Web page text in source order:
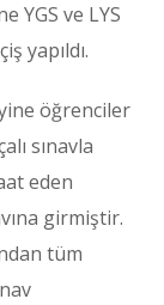
YGS ve LYS
yapıldı.
öğrenciler
sınavla
eden
girmiştir.
tüm